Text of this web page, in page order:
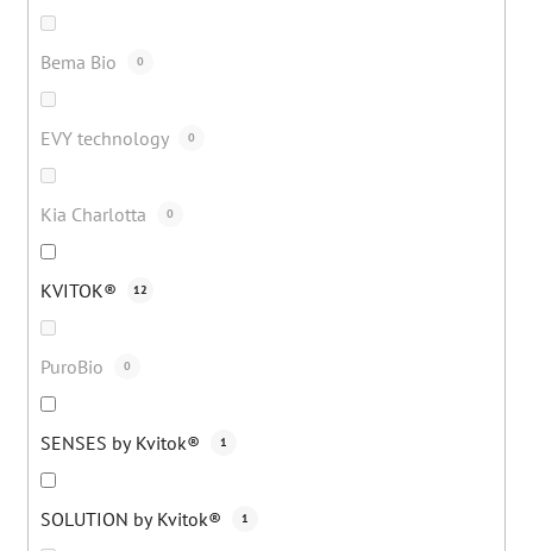
Bema Bio 0
EVY technology 0
Kia Charlotta 0
KVITOK® 12
PuroBio 0
SENSES by Kvitok® 1
SOLUTION by Kvitok® 1